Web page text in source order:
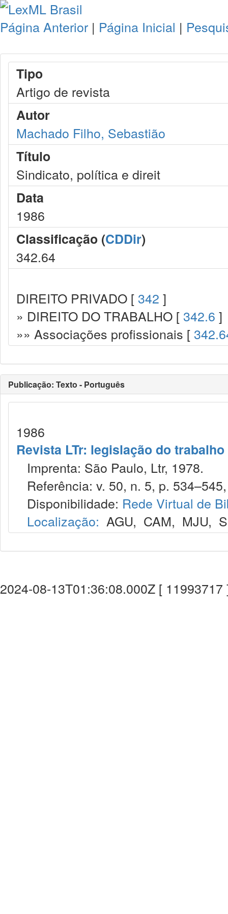
Página Anterior | Página Inicial |
Tipo
Artigo de revista
Autor
Machado Filho, Sebastião
Título
Sindicato, política e direit
Data
1986
Classificação (CDDir)
342.64
DIREITO PRIVADO [ 342 ]
» DIREITO DO TRABALHO [ 342.6 ]
»» Associações profissionais [
Publicação: Texto - Português
1986
Revista LTr: legislação do trabalho
Imprenta: São Paulo, Ltr, 1978.
Referência: v. 50, n. 5, p.
Disponibilidade: Rede Virtual de
Localização: AGU, CAM, MJU,
2024-08-13T01:36:08.000Z [ 11993717